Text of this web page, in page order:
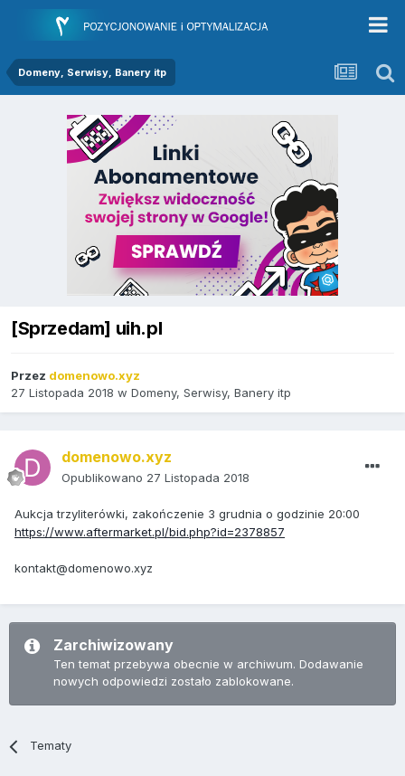
Domeny, Serwisy, Banery itp
[Sprzedam] uih.pl
Przez domenowo.xyz
27 Listopada 2018 w Domeny, Serwisy, Banery itp
domenowo.xyz
Opublikowano 27 Listopada 2018
Aukcja trzyliterówki, zakończenie 3 grudnia o godzinie 20:00
https://www.aftermarket.pl/bid.php?id=2378857
kontakt@domenowo.xyz
Zarchiwizowany
Ten temat przebywa obecnie w archiwum. Dodawanie
nowych odpowiedzi zostało zablokowane.
Tematy